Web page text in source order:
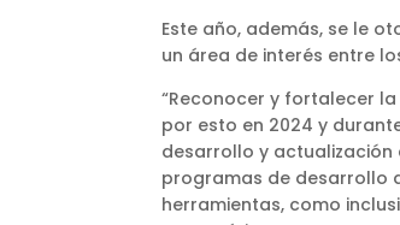
Este año, además, se le
un área de interés entre
“Reconocer y fortalecer
por esto en 2024 y
desarrollo y actualización
programas de desarrollo
herramientas, como